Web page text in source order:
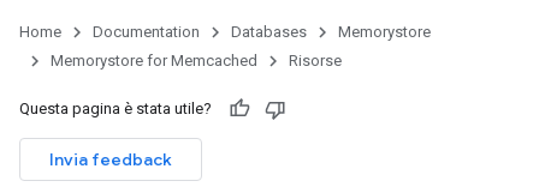
Home Documentation Databases
Memorystore
Memorystore for Memcached
Risorse
Questa pagina è stata utile?
Invia feedback